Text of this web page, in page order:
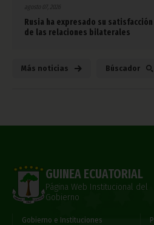
agosto 07, 2026
Rusia ha expresado su
de las relaciones bilaterales
Más noticias Búscador
GUINEA ECUATORIAL
Página Web Institucional del
Gobierno
Gobierno e Instituciones